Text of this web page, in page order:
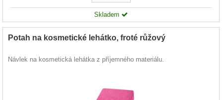
Skladem
Potah na kosmetické lehátko, froté růžový
Návlek na kosmetická lehátka z příjemného materiálu.